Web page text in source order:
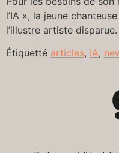
l’IA », la jeune
l’illustre artiste
Étiquetté articles, IA,